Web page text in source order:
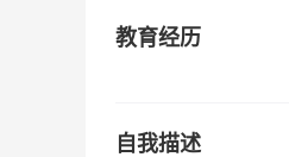
教育经历
自我描述